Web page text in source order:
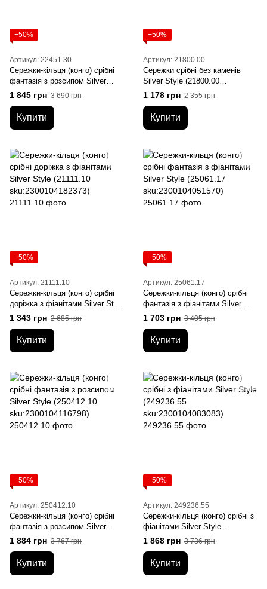
−50%
Артикул: 22451.30
Сережки-кільця (конго) срібні
фантазія з розсипом Silver
Style (22451.30
sku:2300103767724)
1 845 грн 3 690 грн
Купити
−50%
Артикул: 21800.00
Сережки срібні без каменів
Silver Style (21800.00
sku:2300104192938)
1 178 грн 2 355 грн
Купити
−50%
Артикул: 21111.10
Сережки-кільця (конго) срібні
доріжка з фіанітами Silver Style
(21111.10 sku:2300104182373)
1 343 грн 2 685 грн
Купити
−50%
Артикул: 25061.17
Сережки-кільця (конго) срібні
фантазія з фіанітами Silver
Style (25061.17
sku:2300104051570)
1 703 грн 3 405 грн
Купити
−50%
Артикул: 250412.10
Сережки-кільця (конго) срібні
фантазія з розсипом Silver
Style (250412.10
sku:2300104116798)
1 884 грн 3 767 грн
Купити
−50%
Артикул: 249236.55
Сережки-кільця (конго) срібні з
фіанітами Silver Style
(249236.55 sku:2300104083083)
1 868 грн 3 736 грн
Купити